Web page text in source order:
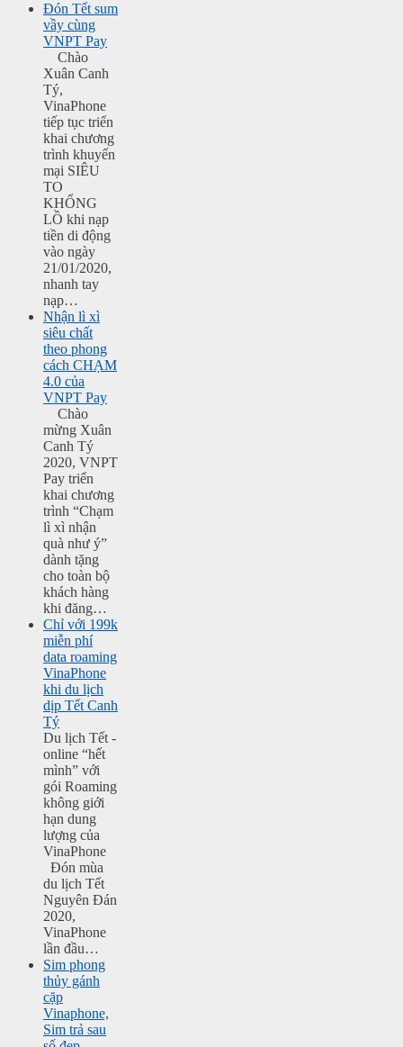
Đón Tết sum
vầy cùng
VNPT Pay
Chào
Xuân Canh
Tý,
VinaPhone
tiếp tục triển
khai chương
trình khuyến
mại SIÊU
TO
KHỔNG
LỒ khi nạp
tiền di động
vào ngày
21/01/2020,
nhanh tay
nạp…
Nhận lì xì
siêu chất
theo phong
cách CHẠM
4.0 của
VNPT Pay
Chào
mừng Xuân
Canh Tý
2020, VNPT
Pay triển
khai chương
trình “Chạm
lì xì nhận
quà như ý”
dành tặng
cho toàn bộ
khách hàng
khi đăng…
Chỉ với 199k
miễn phí
data roaming
VinaPhone
khi du lịch
dịp Tết Canh
Tý
Du lịch Tết -
online “hết
mình” với
gói Roaming
không giới
hạn dung
lượng của
VinaPhone
Đón mùa
du lịch Tết
Nguyên Đán
2020,
VinaPhone
lần đầu…
Sim phong
thủy gánh
cặp
Vinaphone,
Sim trả sau